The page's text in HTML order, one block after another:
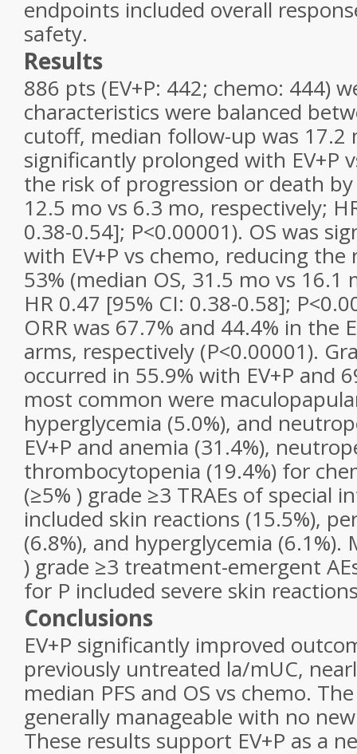
endpoints included overall
safety.
Results
886 pts (EV+P: 442; chemo: 444)
characteristics were balanced
cutoff, median follow-up was 17.2
significantly prolonged with EV+P
the risk of progression or death by
12.5 mo vs 6.3 mo, respectively;
0.38-0.54]; P<0.00001). OS was
with EV+P vs chemo, reducing
53% (median OS, 31.5 mo vs 16.1
HR 0.47 [95% CI: 0.38-0.58];
ORR was 67.7% and 44.4% in the
arms, respectively (P<0.00001).
occurred in 55.9% with EV+P and
most common were
hyperglycemia (5.0%), and
EV+P and anemia (31.4%),
thrombocytopenia (19.4%) for
(≥5% ) grade ≥3 TRAEs of special
included skin reactions (15.5%),
(6.8%), and hyperglycemia (6.1%).
) grade ≥3 treatment-emergent
for P included severe skin
Conclusions
EV+P significantly improved
previously untreated la/mUC,
median PFS and OS vs chemo.
generally manageable with no
These results support EV+P as a